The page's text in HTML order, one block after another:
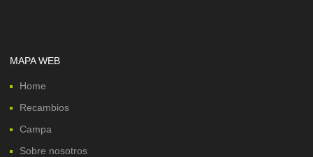
MAPA WEB
Home
Recambios
Campa
Sobre nosotros